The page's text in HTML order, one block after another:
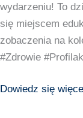
wydarzeniu! To
się miejscem
zobaczenia na
#Zdrowie
Dowiedz się